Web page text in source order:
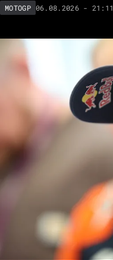
MOTOGP 06.08.2026 - 21:11